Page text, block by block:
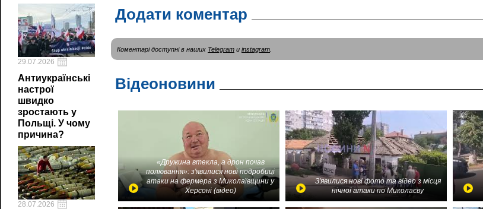
29.07.2026
Антиукраїнські
настрої
швидко
зростають у
Польщі. У чому
причина?
28.07.2026
Додати коментар
Коментарі доступні в наших Telegram и instagram.
Відеоновини
«Дружина втекла, а дрон почав
полювання»: з'явилися нові подробиці
атаки на фермера з Миколаївщини у
Херсоні (відео)
З'явилися нові фото та відео з місця
нічної атаки по Миколаєву